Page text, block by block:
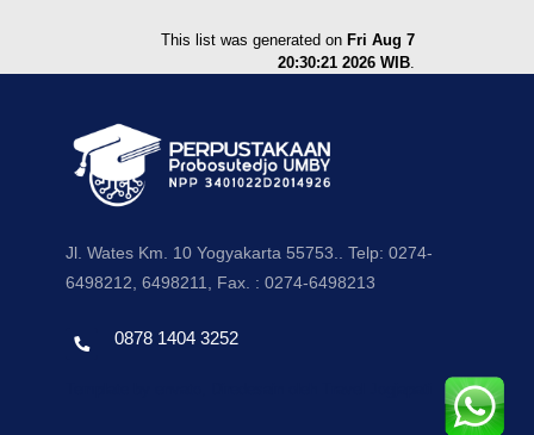
This list was generated on Fri Aug 7
20:30:21 2026 WIB.
Jl. Wates Km. 10 Yogyakarta 55753.. Telp: 0274-
6498212, 6498211, Fax. : 0274-6498213
0878 1404 3252